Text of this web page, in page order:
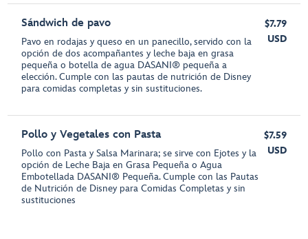
Sándwich de pavo
Pavo en rodajas y queso en un panecillo, servido con la
opción de dos acompañantes y leche baja en grasa
pequeña o botella de agua DASANI® pequeña a
elección. Cumple con las pautas de nutrición de Disney
para comidas completas y sin sustituciones.
$7.79
USD
Pollo y Vegetales con Pasta
Pollo con Pasta y Salsa Marinara; se sirve con Ejotes y la
opción de Leche Baja en Grasa Pequeña o Agua
Embotellada DASANI® Pequeña. Cumple con las Pautas
de Nutrición de Disney para Comidas Completas y sin
sustituciones
$7.59
USD